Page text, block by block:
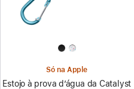
Só na Apple
Estojo à prova d’água da Catalyst